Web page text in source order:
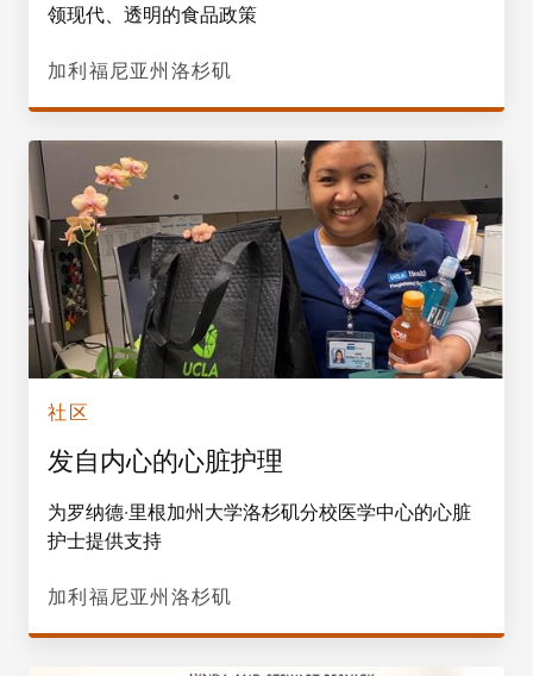
领现代、透明的食品政策
加利福尼亚州洛杉矶
社区
发自内心的心脏护理
为罗纳德·里根加州大学洛杉矶分校医学中心的心脏
护士提供支持
加利福尼亚州洛杉矶